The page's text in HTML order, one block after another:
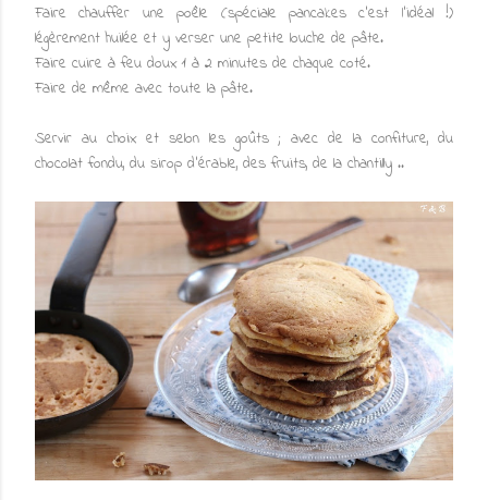
Faire chauffer une poêle (spéciale pancakes c'est l'idéal !)
légèrement huilée et y verser une petite louche de pâte.
Faire cuire à feu doux 1 à 2 minutes de chaque coté.
Faire de même avec toute la pâte.
Servir au choix et selon les goûts ; avec de la confiture, du
chocolat fondu, du sirop d'érable, des fruits, de la chantilly ..